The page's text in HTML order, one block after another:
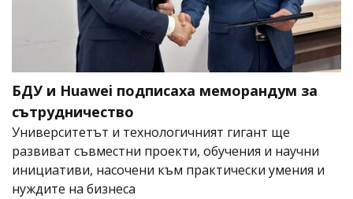
БДУ и Huawei подписаха меморандум за
сътрудничество
Университетът и технологичният гигант ще
развиват съвместни проекти, обучения и научни
инициативи, насочени към практически умения и
нуждите на бизнеса